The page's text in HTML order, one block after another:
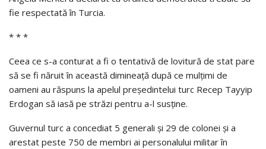
fie respectată în Turcia.
* * *
Ceea ce s-a conturat a fi o tentativă de lovitură de stat pare
să se fi năruit în această dimineaţă după ce mulţimi de
oameni au răspuns la apelul preşedintelui turc Recep Tayyip
Erdogan să iasă pe străzi pentru a-l susţine.
Guvernul turc a concediat 5 generali şi 29 de colonei şi a
arestat peste 750 de membri ai personalului militar în